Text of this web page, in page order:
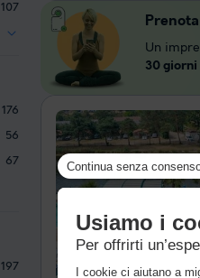
107
176
56
67
197
Un
30